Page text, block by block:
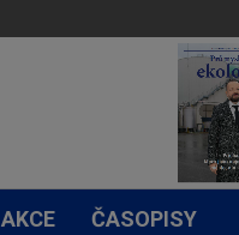
AKCE ČASOPISY